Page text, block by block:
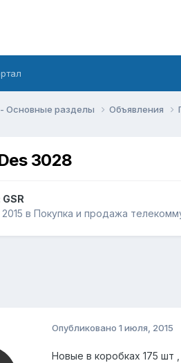
- Основные разделы Объявления
3028
GSR
в Покупка и продажа
Опубликовано 1 июля, 2015
Новые в коробках 175 шт